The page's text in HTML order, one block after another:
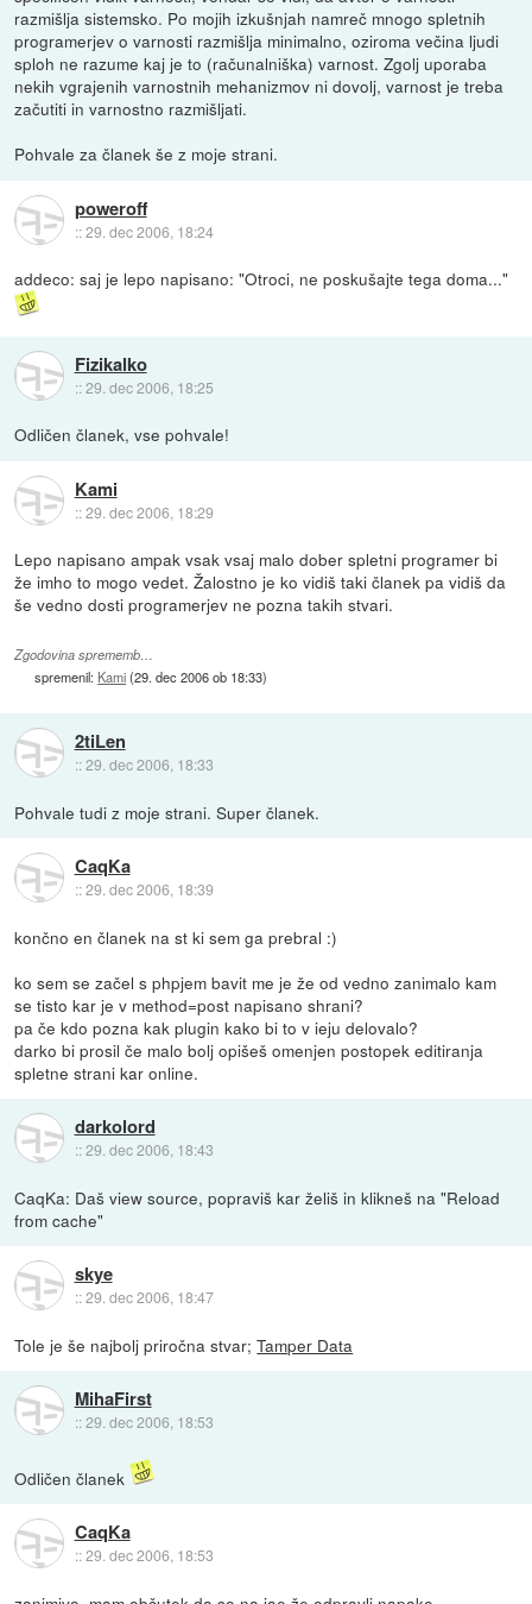
razmišlja sistemsko. Po mojih izkušnjah namreč mnogo spletnih
programerjev o varnosti razmišlja minimalno, oziroma večina ljudi
sploh ne razume kaj je to (računalniška) varnost. Zgolj uporaba
nekih vgrajenih varnostnih mehanizmov ni dovolj, varnost je treba
začutiti in varnostno razmišljati.
Pohvale za članek še z moje strani.
poweroff
::29. dec 2006, 18:24
addeco: saj je lepo napisano: "Otroci, ne poskušajte tega doma..."
Fizikalko
::29. dec 2006, 18:25
Odličen članek, vse pohvale!
Kami
::29. dec 2006, 18:29
Lepo napisano ampak vsak vsaj malo dober spletni programer bi
že imho to mogo vedet. Žalostno je ko vidiš taki članek pa vidiš da
še vedno dosti programerjev ne pozna takih stvari.
Zgodovina sprememb…
spremenil: Kami(29. dec 2006 ob 18:33)
2tiLen
::29. dec 2006, 18:33
Pohvale tudi z moje strani. Super članek.
CaqKa
::29. dec 2006, 18:39
končno en članek na st ki sem ga prebral :)
ko sem se začel s phpjem bavit me je že od vedno zanimalo kam
se tisto kar je v method=post napisano shrani?
pa če kdo pozna kak plugin kako bi to v ieju delovalo?
darko bi prosil če malo bolj opišeš omenjen postopek editiranja
spletne strani kar online.
darkolord
::29. dec 2006, 18:43
CaqKa: Daš view source, popraviš kar želiš in klikneš na "Reload
from cache"
skye
::29. dec 2006, 18:47
Tole je še najbolj priročna stvar;Tamper Data
MihaFirst
::29. dec 2006, 18:53
Odličen članek
CaqKa
::29. dec 2006, 18:53